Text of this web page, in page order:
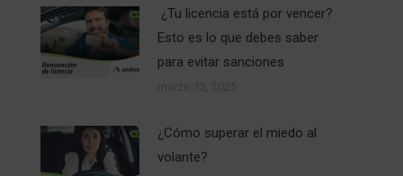
¿Tu licencia está por vencer?
Esto es lo que debes saber
para evitar sanciones
¿Cómo superar el miedo al
volante?